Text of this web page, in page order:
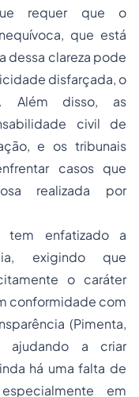
requer que o
que está
dessa clareza pode
disfarçada, o
Além disso, as
civil de
e os tribunais
casos que
realizada por
tem enfatizado a
exigindo que
o caráter
conformidade com
(Pimenta,
ajudando a criar
há uma falta de
em